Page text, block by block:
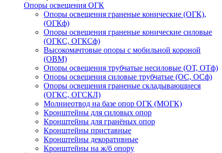
Опоры освещения ОГК
Опоры освещения граненые конические (ОГК),
(ОГКф)
Опоры освещения граненые конические силовые
(ОГКС, ОГКСф)
Высокомачтовые опоры с мобильной короной
(ОВМ)
Опоры освещения трубчатые несиловые (ОТ, ОТф)
Опоры освещения силовые трубчатые (ОС, ОСф)
Опоры освещения граненые складывающиеся
(ОГКС, ОГСКЛ)
Молниеотвод на базе опор ОГК (МОГК)
Кронштейны для силовых опор
Кронштейны для гранёных опор
Кронштейны приставные
Кронштейны декоративные
Кронштейны на ж/б опору